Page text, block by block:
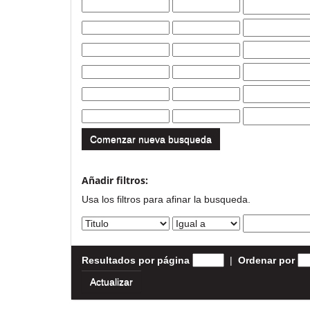
Comenzar nueva busqueda
Añadir filtros:
Usa los filtros para afinar la busqueda.
Resultados por página | Ordenar por